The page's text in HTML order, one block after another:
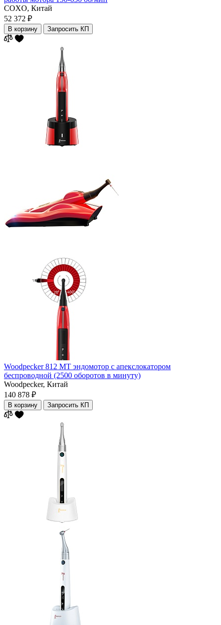
COXO, Китай
52 372 ₽
В корзину Запросить КП
Woodpecker 812 MT эндомотор с апекслокатором
беспроводной (2500 оборотов в минуту)
Woodpecker, Китай
140 878 ₽
В корзину Запросить КП